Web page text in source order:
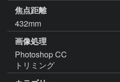
焦点距離
432mm
画像処理
Photoshop CC
トリミング